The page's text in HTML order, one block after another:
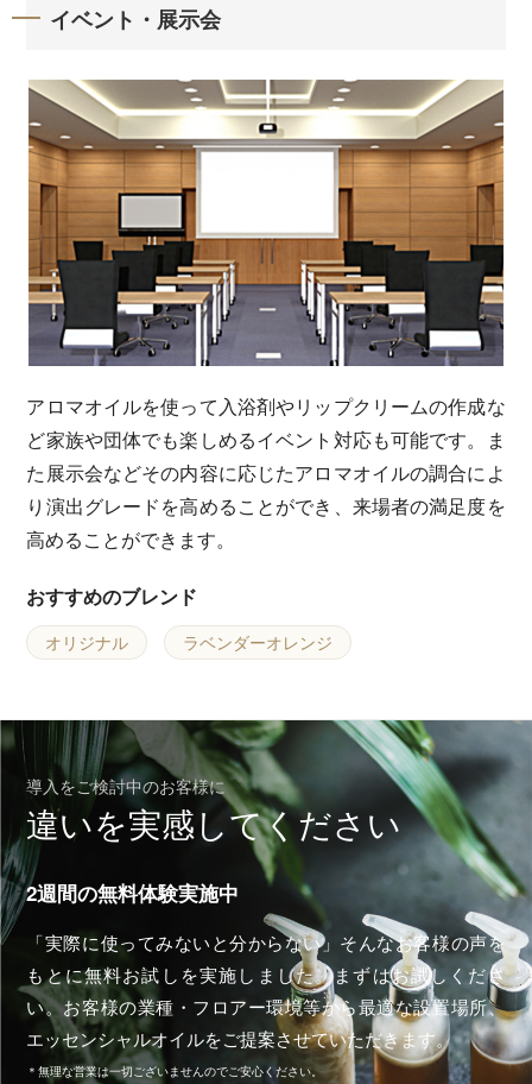
イベント・展示会
アロマオイルを使って入浴剤やリップクリームの作成な
ど家族や団体でも楽しめるイベント対応も可能です。ま
た展示会などその内容に応じたアロマオイルの調合によ
り演出グレードを高めることができ、来場者の満足度を
高めることができます。
おすすめのブレンド
オリジナル ラベンダーオレンジ
導入をご検討中のお客様に
違いを実感してください
2週間の無料体験実施中
「実際に使ってみないと分からない」そんなお客様の声を
もとに無料お試しを実施しました。まずはお試しくださ
い。お客様の業種・フロアー環境等から最適な設置場所、
エッセンシャルオイルをご提案させていただきます。
＊無理な営業は一切ございませんのでご安心ください。